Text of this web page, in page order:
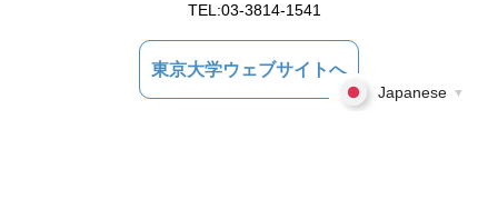
TEL:03-3814-1541
東京大学ウェブサイトへ
Japanese ▼